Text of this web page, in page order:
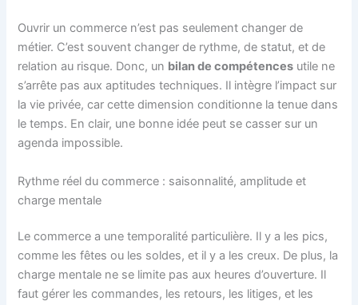
Ouvrir un commerce n’est pas seulement changer de
métier. C’est souvent changer de rythme, de statut, et de
relation au risque. Donc, un bilan de compétences utile ne
s’arrête pas aux aptitudes techniques. Il intègre l’impact sur
la vie privée, car cette dimension conditionne la tenue dans
le temps. En clair, une bonne idée peut se casser sur un
agenda impossible.
Rythme réel du commerce : saisonnalité, amplitude et
charge mentale
Le commerce a une temporalité particulière. Il y a les pics,
comme les fêtes ou les soldes, et il y a les creux. De plus, la
charge mentale ne se limite pas aux heures d’ouverture. Il
faut gérer les commandes, les retours, les litiges, et les